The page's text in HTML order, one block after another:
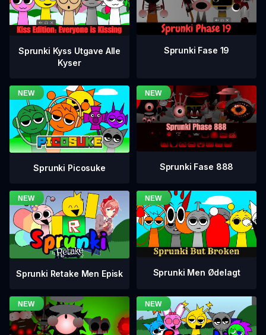
Sprunki Kyss Utgave Alle
Kyser
Sprunki Fase 19
Sprunki Picosuke Sprunki Fase 888
Sprunki Retake Men Episk Sprunki Men Ødelagt